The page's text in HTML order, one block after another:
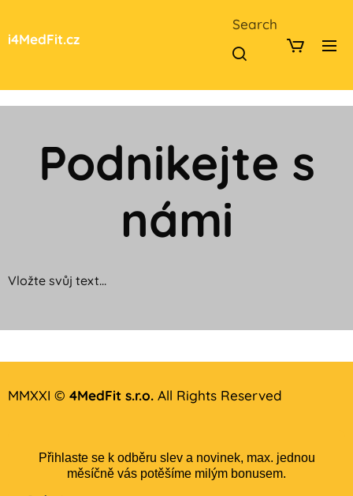
i4MedFit.cz
Search
Podnikejte s
námi
Vložte svůj text...
MMXXI © 4MedFit s.r.o. All Rights Reserved
Přihlaste se k odběru slev a novinek, max. jednou
měsíčně vás potěšíme milým bonusem.